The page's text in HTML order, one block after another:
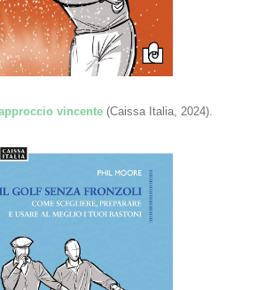
vincente(Caissa Italia, 2024).